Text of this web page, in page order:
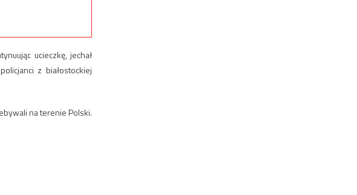
ucieczkę, jechał
z białostockiej
na terenie Polski.